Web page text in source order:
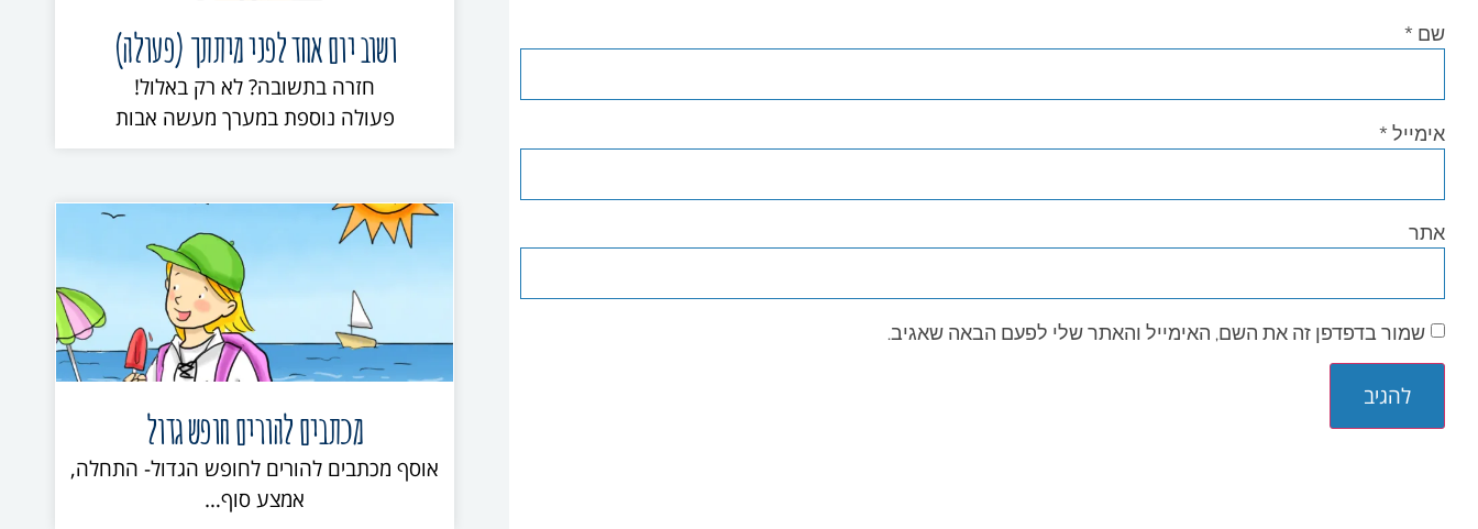
שם *
אימייל *
אתר
שמור בדפדפן זה את השם, האימייל והאתר שלי לפעם הבאה שאגיב.
ושוב יום אחד לפני מיתתך (פעולה)
חזרה בתשובה? לא רק באלול!
פעולה נוספת במערך מעשה אבות
מכתבים להורים חופש גדול
אוסף מכתבים להורים לחופש הגדול- התחלה,
אמצע סוף…